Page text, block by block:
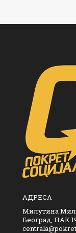
АДРЕСА
Милутина
Београд, ПАК